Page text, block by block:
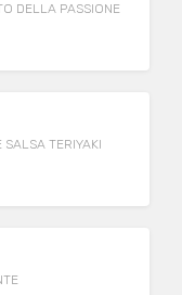
DELLA PASSIONE
SALSA TERIYAKI